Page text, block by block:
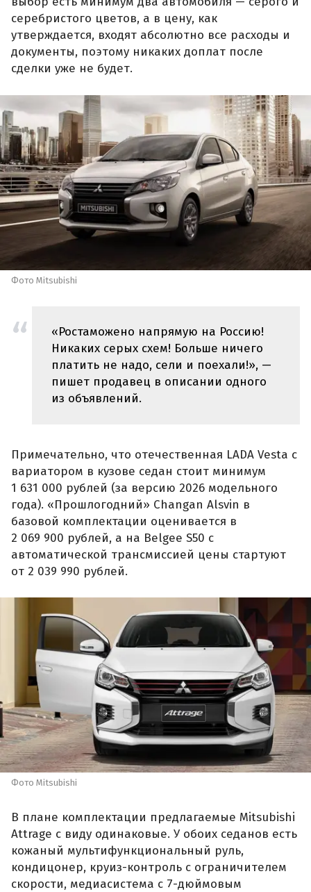
серебристого цветов, а в цену, как
утверждается, входят абсолютно все расходы и
документы, поэтому никаких доплат после
сделки уже не будет.
Фото Mitsubishi
«Ростаможено напрямую на Россию!
Никаких серых схем! Больше ничего
платить не надо, сели и поехали!», —
пишет продавец в описании одного
из объявлений.
Примечательно, что отечественная LADA Vesta с
вариатором в кузове седан стоит минимум
1 631 000 рублей (за версию 2026 модельного
года). «Прошлогодний» Changan Alsvin в
базовой комплектации оценивается в
2 069 900 рублей, а на Belgee S50 с
автоматической трансмиссией цены стартуют
от 2 039 990 рублей.
Фото Mitsubishi
В плане комплектации предлагаемые Mitsubishi
Attrage с виду одинаковые. У обоих седанов есть
кожаный мультифункциональный руль,
кондицонер, круиз-контроль с ограничителем
скорости, медиасистема с 7-дюймовым